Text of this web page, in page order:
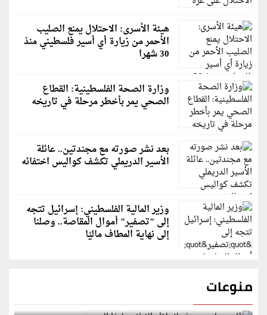
هيئة الأسرى: الاحتلال يمنع الصليب
الأحمر من زيارة أي أسير فلسطيني منذ
30 شهرا
وزارة الصحة الفلسطينية: القطاع
الصحي يمر بأخطر مرحلة في تاريخه
بعد نشر صورته مع مجندتين.. عائلة
الأسير الدريملي تكشف كواليس اختفائه
وزير المالية الفلسطيني: إسرائيل تتجه
إلى "تصفير" أموال المقاصة.. وصلنا
إلى نهاية المطاف ماليًا
منوعات
قاسم ملحو يعتذر لزملائه الفنانين لهذا السبب